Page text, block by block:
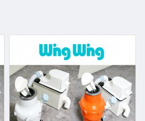
8 무주천마
9 자동케겔운동기구
토션파장기
1 금호타이어렌탈
맨위로